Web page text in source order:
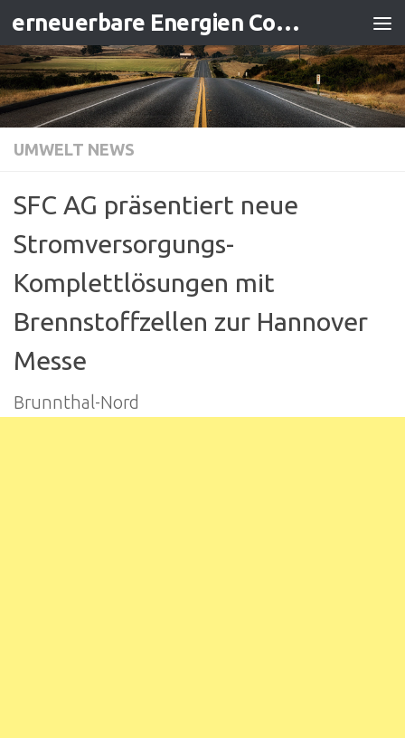
Zum Inhalt springen erneuerbare Energien Contracting
UMWELT NEWS
SFC AG präsentiert neue
Stromversorgungs-
Komplettlösungen mit
Brennstoffzellen zur Hannover
Messe
Brunnthal-Nord